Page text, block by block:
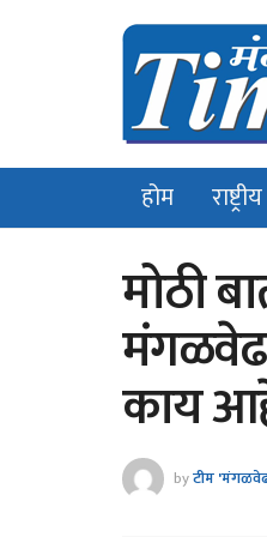
होम राष्ट्रीय
मोठी
काय
byटीम